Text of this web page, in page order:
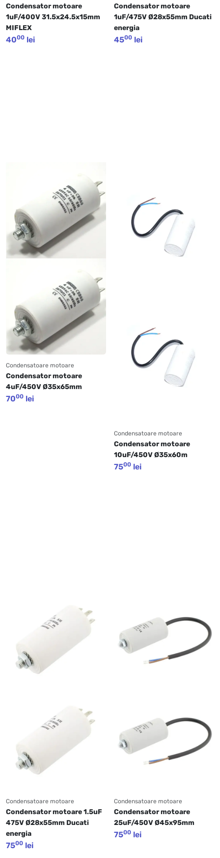
Condensator motoare
1uF/400V 31.5x24.5x15mm
MIFLEX
4000 lei
Condensator motoare
1uF/475V Ø28x55mm Ducati
energia
4500 lei
Condensatoare motoare
Condensator motoare
4uF/450V Ø35x65mm
7000 lei
Condensatoare motoare
Condensator motoare
10uF/450V Ø35x60m
7500 lei
Condensatoare motoare
Condensator motoare 1.5uF
475V Ø28x55mm Ducati
energia
7500 lei
Condensatoare motoare
Condensator motoare
25uF/450V Ø45x95mm
7500 lei